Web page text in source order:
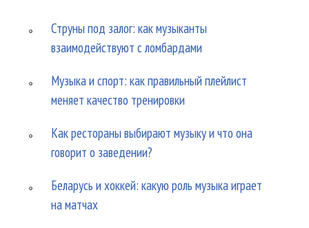
Струны под залог: как музыканты
взаимодействуют с ломбардами
Музыка и спорт: как правильный плейлист
меняет качество тренировки
Как рестораны выбирают музыку и что она
говорит о заведении?
Беларусь и хоккей: какую роль музыка играет
на матчах